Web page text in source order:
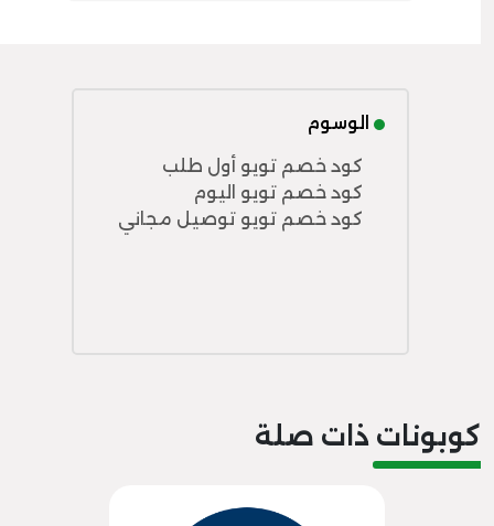
الوسوم
كود خصم تويو أول طلب
كود خصم تويو اليوم
كود خصم تويو توصيل مجاني
كوبونات ذات صلة